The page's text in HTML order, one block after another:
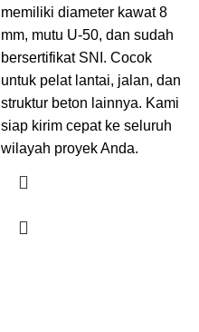
memiliki diameter kawat 8
mm, mutu U-50, dan sudah
bersertifikat SNI. Cocok
untuk pelat lantai, jalan, dan
struktur beton lainnya. Kami
siap kirim cepat ke seluruh
wilayah proyek Anda.